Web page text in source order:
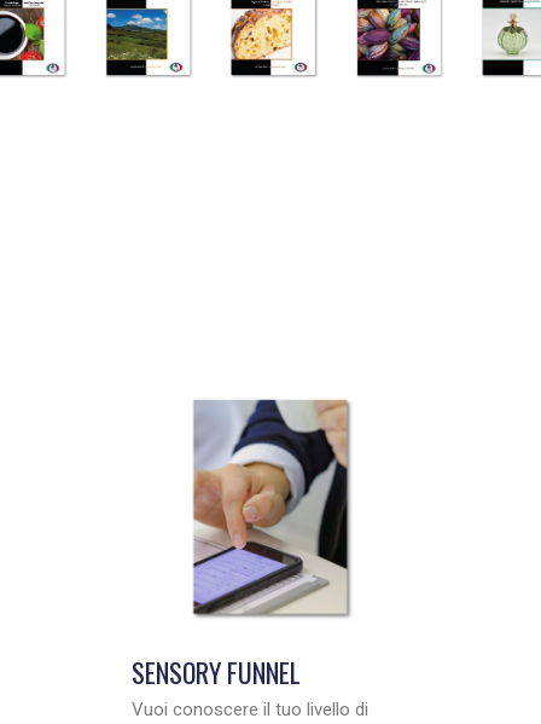
SENSORY FUNNEL
Vuoi conoscere il tuo livello di